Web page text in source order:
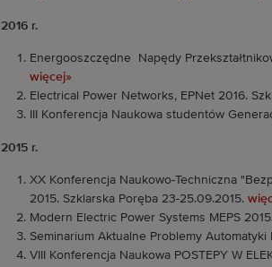
2016 r.
Energooszczędne
Napędy
więcej»
Electrical Power Networks, EPNet 2016.
III Konferencja Naukowa studentów
2015 r.
XX Konferencja Naukowo-Techniczna
2015. Szklarska Poręba 23-25.09.2015.
Modern Electric Power Systems MEPS 2015.
Seminarium Aktualne Problemy Automatyki
VIII Konferencja Naukowa POSTEPY W